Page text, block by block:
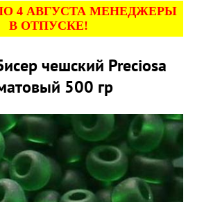
4 АВГУСТА МЕНЕДЖЕРЫ
В ОТПУСКЕ!
чешский Preciosa
500 гр